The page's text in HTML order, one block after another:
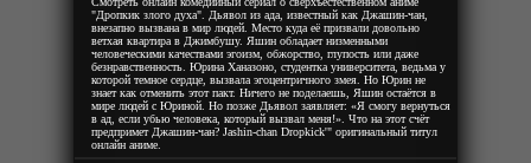
"Дропкик злого духа". Дьявол из ада, известный как Джашин-чан,
внезапно вызвана в мир людей. Место куда её призвали довольно
ветхая квартира в Джимбушу. Яшин обладает низменными
человеческими качествами эгоизм, обжорство, глупость или даже
безнравственность. Юрина Ханазоно, студентка университета, ведьма у
которой темное сердце, вызвала эгоцентричного змея. Но Юрин не
знает как отменить этот пакт. Ничего не поделаешь, Яшин остаётся в
мире людей с Юриной. Но позже Дьявол заявляет: «Я смогу вернуться
в ад, если убью человека, который вызвал меня!». Что на этот счёт
предпримет Джашин-чан? Jashin-chan Dropkick'" оригинальный титул
онлайн аниме.